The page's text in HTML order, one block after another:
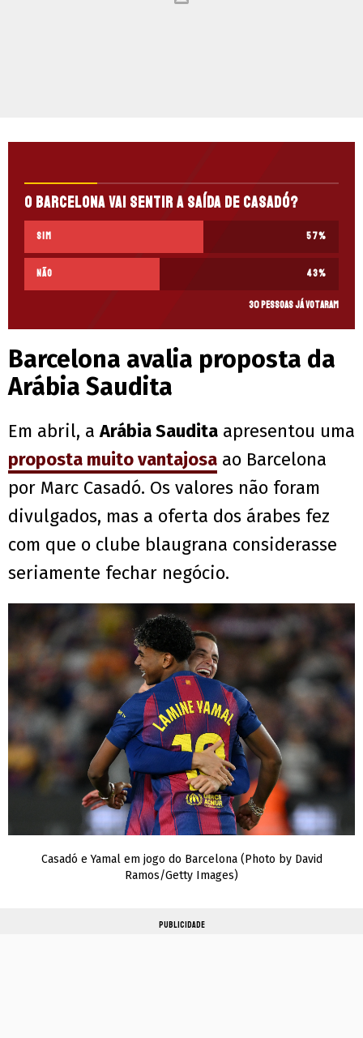
O Barcelona vai sentir a saída de Casadó?
Sim 57%
Não 43%
30 pessoas já votaram
Barcelona avalia proposta da
Arábia Saudita
Em abril, aArábia Saudita apresentou uma
proposta muito vantajosa ao Barcelona
por Marc Casadó. Os valores não foram
divulgados, mas a oferta dos árabes fez
com que o clube blaugrana considerasse
seriamente fechar negócio.
Casadó e Yamal em jogo do Barcelona (Photo by David
Ramos/Getty Images)
PUBLICIDADE